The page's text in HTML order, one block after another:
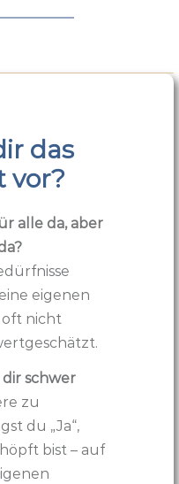
das
vor?
alle da, aber
eigenen
nicht
schwer
zu
du „Ja“,
bist – auf